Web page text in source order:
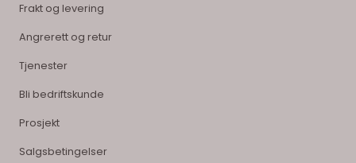
Frakt og levering
Angrerett og retur
Tjenester
Bli bedriftskunde
Prosjekt
Salgsbetingelser